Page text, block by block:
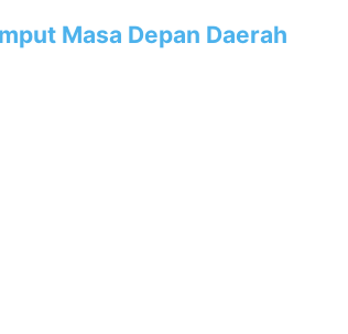
Masa Depan Daerah